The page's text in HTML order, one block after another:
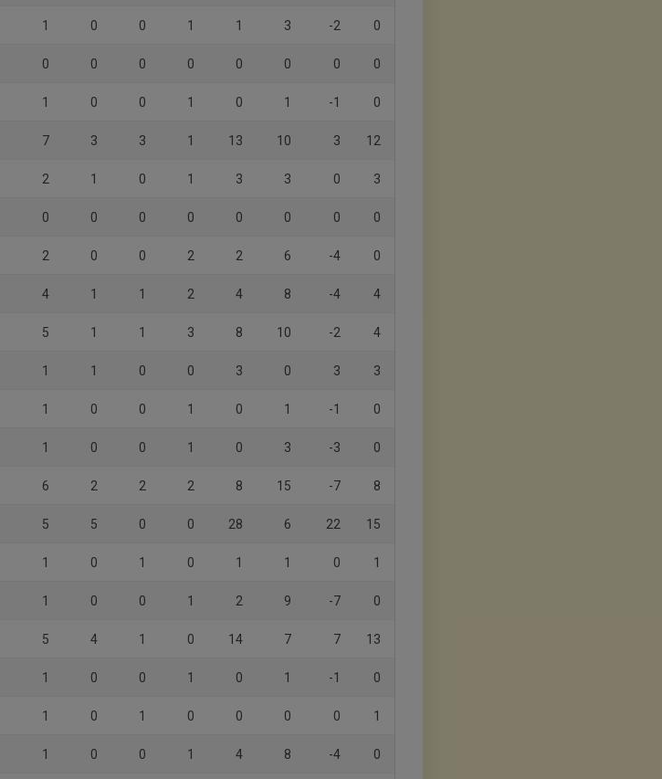
1 0 0 1 1 3 -2 0
0 0 0 0 0 0 0 0
1 0 0 1 0 1 -1 0
7 3 3 1 13 10 3 12
2 1 0 1 3 3 0 3
0 0 0 0 0 0 0 0
2 0 0 2 2 6 -4 0
4 1 1 2 4 8 -4 4
5 1 1 3 8 10 -2 4
1 1 0 0 3 0 3 3
1 0 0 1 0 1 -1 0
1 0 0 1 0 3 -3 0
6 2 2 2 8 15 -7 8
5 5 0 0 28 6 22 15
1 0 1 0 1 1 0 1
1 0 0 1 2 9 -7 0
5 4 1 0 14 7 7 13
1 0 0 1 0 1 -1 0
1 0 1 0 0 0 0 1
1 0 0 1 4 8 -4 0